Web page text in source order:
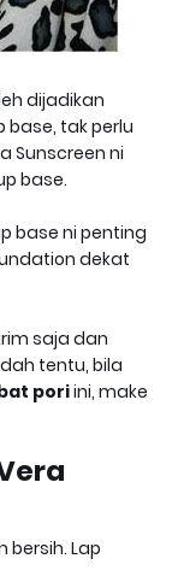
dijadikan
base, tak perlu
Sunscreen ni
base.
base ni penting
dekat
saja dan
tentu, bila
poriini, make
bersih. Lap